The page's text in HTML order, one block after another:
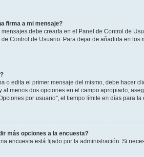
firma a mi mensaje?
mensajes debe crearla en el Panel de Control de
Control de Usuario. Para dejar de añadirla en
o edita el primer mensaje del mismo, debe hacer
al menos dos opciones en el campo apropiado,
por usuario", el tiempo límite en días para
más opciones a la encuesta?
encuesta está fijado por la administración. Si